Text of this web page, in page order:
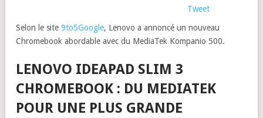
Tweet
Selon le site 9to5Google, Lenovo a annoncé un nouveau
Chromebook abordable avec du MediaTek Kompanio 500.
LENOVO IDEAPAD SLIM 3
CHROMEBOOK : DU MEDIATEK
POUR UNE PLUS GRANDE